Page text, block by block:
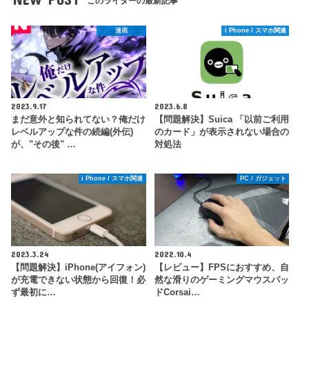
漫画
2023.9.17
まだ意外と知られてない？俺だけ
レベルアップな件の続編(外伝)
が、"その後" …
i Phone / スマホ関連
2023.6.8
【問題解決】Suica 「以前ご利用
のカード」が表示されない場合の
対処法
i Phone / スマホ関連
2023.3.24
【問題解決】iPhone(アイフォン)
が充電できない状態から回復！必
ず最初に…
PC / ガジェット
2022.10.4
【レビュー】FPSにおすすめ、自
然な滑りのゲーミングマウスパッ
ドCorsai…